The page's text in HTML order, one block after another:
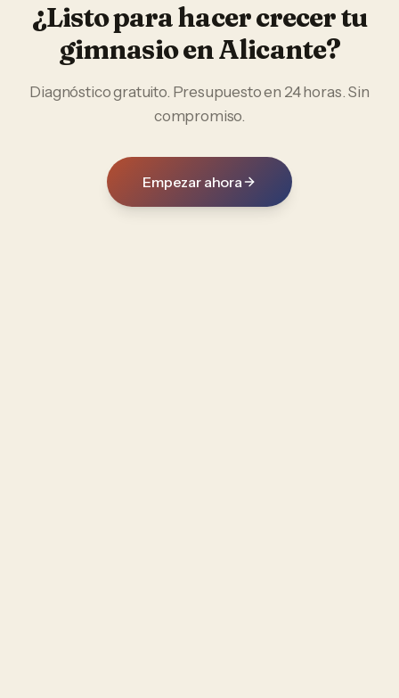
¿Listo para hacer crecer tu
gimnasioenAlicante?
Diagnóstico gratuito. Presupuesto en 24 horas. Sin
compromiso.
Empezar ahora